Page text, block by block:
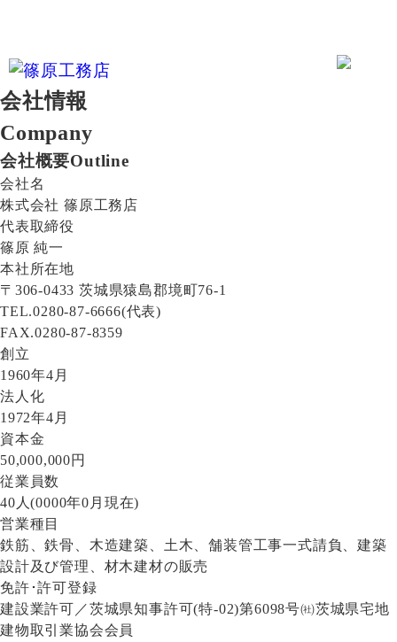
会社情報
Company
会社概要Outline
会社名
株式会社 篠原工務店
代表取締役
篠原 純一
本社所在地
〒306-0433 茨城県猿島郡境町76-1
TEL.0280-87-6666(代表)
FAX.0280-87-8359
創立
1960年4月
法人化
1972年4月
資本金
50,000,000円
従業員数
40人(0000年0月現在)
営業種目
鉄筋、鉄骨、木造建築、土木、舗装管工事一式請負、建築
設計及び管理、材木建材の販売
免許･許可登録
建設業許可／茨城県知事許可(特-02)第6098号㈳茨城県宅地
建物取引業協会会員